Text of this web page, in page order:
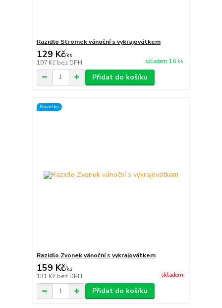
Razidlo Stromek vánoční s vykrajovátkem
129 Kč/ks
107 Kč bez DPH skladem 16 ks
Přidat do košíku
Novinka
Razidlo Zvonek vánoční s vykrajovátkem
159 Kč/ks
131 Kč bez DPH skladem
Přidat do košíku